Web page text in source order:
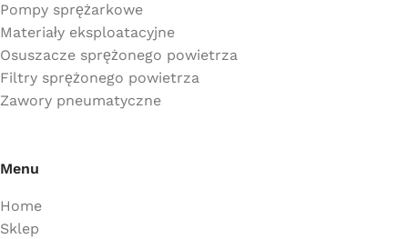
Pompy sprężarkowe
Materiały eksploatacyjne
Osuszacze sprężonego powietrza
Filtry sprężonego powietrza
Zawory pneumatyczne
Menu
Home
Sklep